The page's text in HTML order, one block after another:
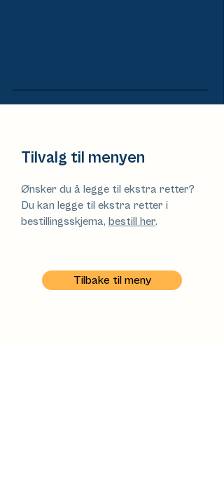
Tilvalg til menyen
Ønsker du å legge til ekstra retter?
Du kan legge til ekstra retter i
bestillingsskjema, bestill her.
Tilbake til meny